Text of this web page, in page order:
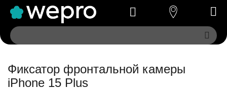
Фиксатор фронтальной камеры
iPhone 15 Plus